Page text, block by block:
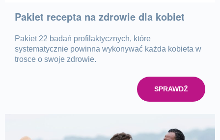
Pakiet recepta na zdrowie dla kobiet
Pakiet 22 badań profilaktycznych, które
systematycznie powinna wykonywać każda kobieta w
trosce o swoje zdrowie.
SPRAWDŹ